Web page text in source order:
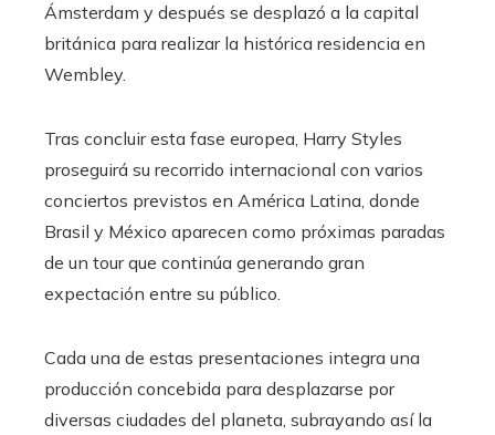
Ámsterdam y después se desplazó a la capital
británica para realizar la histórica residencia en
Wembley.
Tras concluir esta fase europea, Harry Styles
proseguirá su recorrido internacional con varios
conciertos previstos en América Latina, donde
Brasil y México aparecen como próximas paradas
de un tour que continúa generando gran
expectación entre su público.
Cada una de estas presentaciones integra una
producción concebida para desplazarse por
diversas ciudades del planeta, subrayando así la